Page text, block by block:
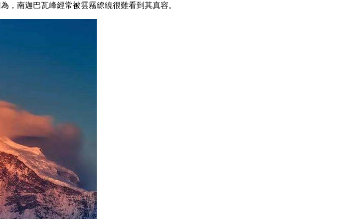
，南迦巴瓦峰經常被雲霧繚繞很難看到其真容。